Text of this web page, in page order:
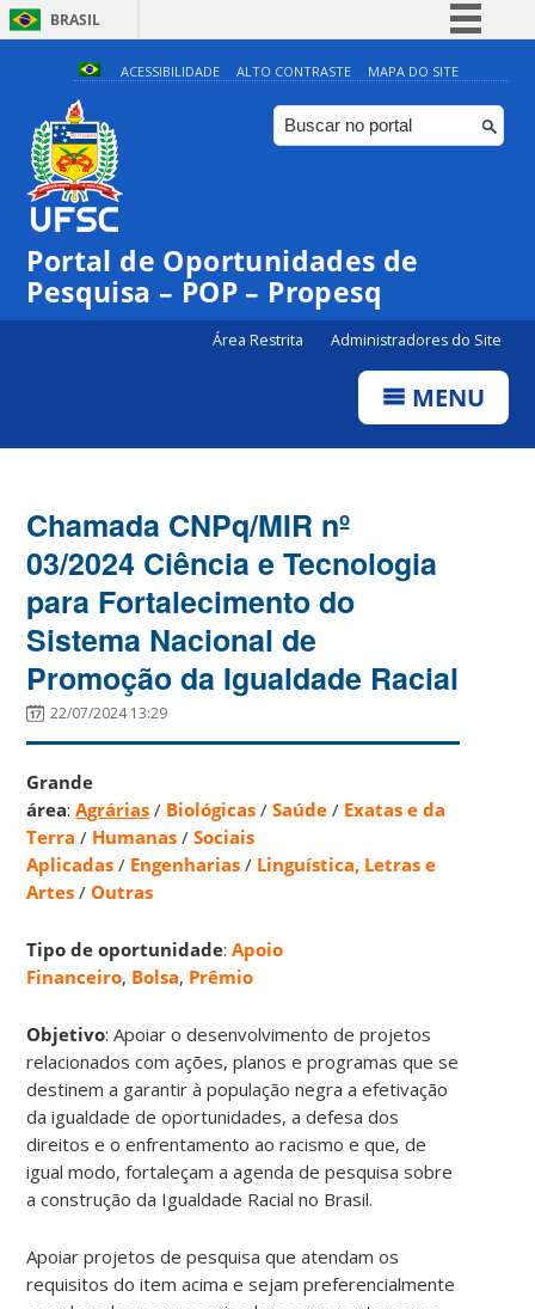
BRASIL
Simplifique!
Comunica BR
Participe
Canais
ACESSIBILIDADE ALTO CONTRASTE MAPA DO SITE
Portal de Oportunidades de
Pesquisa – POP – Propesq
Área Restrita Administradores do Site
MENU
Chamada CNPq/MIR nº
03/2024 Ciência e Tecnologia
para Fortalecimento do
Sistema Nacional de
Promoção da Igualdade Racial
22/07/2024 13:29
Grande
área:Agrárias / Biológicas /Saúde / Exatas e da
Terra / Humanas /Sociais
Aplicadas / Engenharias / Linguística, Letras e
Artes /Outras
Tipo de oportunidade:Apoio
Financeiro, Bolsa, Prêmio
Objetivo: Apoiar o desenvolvimento de projetos
relacionados com ações, planos e programas que se
destinem a garantir à população negra a efetivação
da igualdade de oportunidades, a defesa dos
direitos e o enfrentamento ao racismo e que, de
igual modo, fortaleçam a agenda de pesquisa sobre
a construção da Igualdade Racial no Brasil.
Apoiar projetos de pesquisa que atendam os
requisitos do item acima e sejam preferencialmente